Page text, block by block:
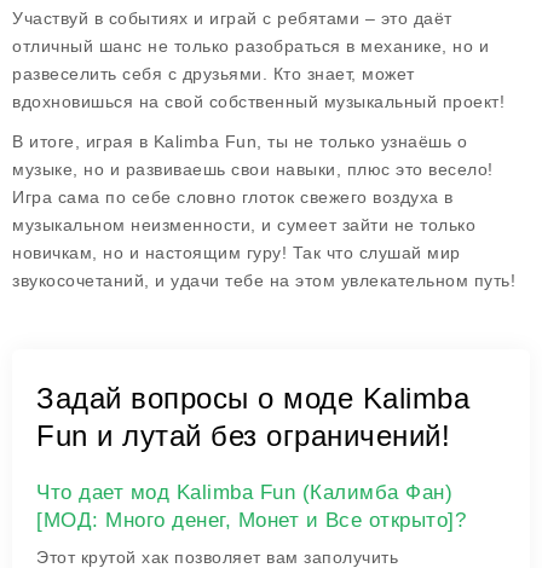
Участвуй в событиях и играй с ребятами – это даёт
отличный шанс не только разобраться в механике, но и
развеселить себя с друзьями. Кто знает, может
вдохновишься на свой собственный музыкальный проект!
В итоге, играя в Kalimba Fun, ты не только узнаёшь о
музыке, но и развиваешь свои навыки, плюс это весело!
Игра сама по себе словно глоток свежего воздуха в
музыкальном неизменности, и сумеет зайти не только
новичкам, но и настоящим гуру! Так что слушай мир
звукосочетаний, и удачи тебе на этом увлекательном путь!
Задай вопросы о моде Kalimba
Fun и лутай без ограничений!
Что дает мод Kalimba Fun (Калимба Фан)
[МОД: Много денег, Монет и Все открыто]?
Этот крутой хак позволяет вам заполучить